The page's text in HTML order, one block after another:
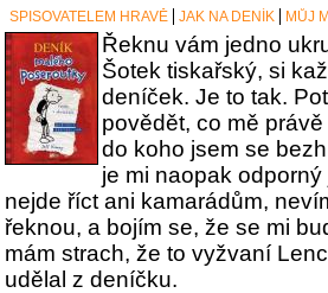
SPISOVATELEM HRAVĚ JAK NA DENÍK MŮJ
Řeknu vám jedno
Šotek tiskařský, si
deníček. Je to tak.
povědět, co mě
do koho jsem se
je mi naopak
nejde říct ani kamarádům,
řeknou, a bojím se, že se mi
mám strach, že to vyžvaní
udělal z deníčku.